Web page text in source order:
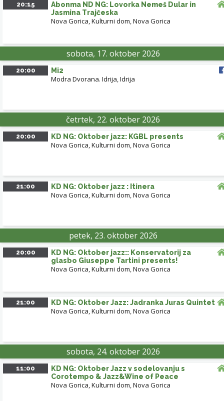
20:15
Abonma ND NG: Lovorka Nemeš Dular in
Jasmina Trajčeska
Nova Gorica, Kulturni dom,Nova Gorica
sobota, 17. oktober 2026
20:00 Mi2
Modra Dvorana. Idrija,Idrija
četrtek, 22. oktober 2026
20:00 KD NG: Oktober jazz: KGBL presents
Nova Gorica, Kulturni dom,Nova Gorica
21:00 KD NG: Oktober jazz : Itinera
Nova Gorica, Kulturni dom,Nova Gorica
petek, 23. oktober 2026
20:00
KD NG: Oktober jazz:: Konservatorij za
glasbo Giuseppe Tartini presents!
Nova Gorica, Kulturni dom,Nova Gorica
21:00 KD NG: Oktober Jazz: Jadranka Juras Quintet
Nova Gorica, Kulturni dom,Nova Gorica
sobota, 24. oktober 2026
11:00
KD NG: Oktober Jazz v sodelovanju s
Corotempo & Jazz&Wine of Peace
Nova Gorica, Kulturni dom,Nova Gorica